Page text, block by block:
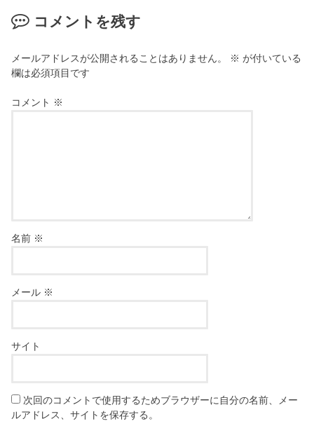
コメントを残す
メールアドレスが公開されることはありません。 ※ が付いている
欄は必須項目です
コメント ※
名前 ※
メール ※
サイト
次回のコメントで使用するためブラウザーに自分の名前、メー
ルアドレス、サイトを保存する。